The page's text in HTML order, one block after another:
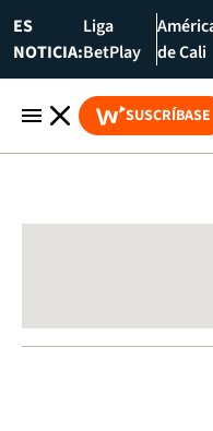
ES
NOTICIA:
Liga
BetPlay
de Cali
SUSCRÍBASE